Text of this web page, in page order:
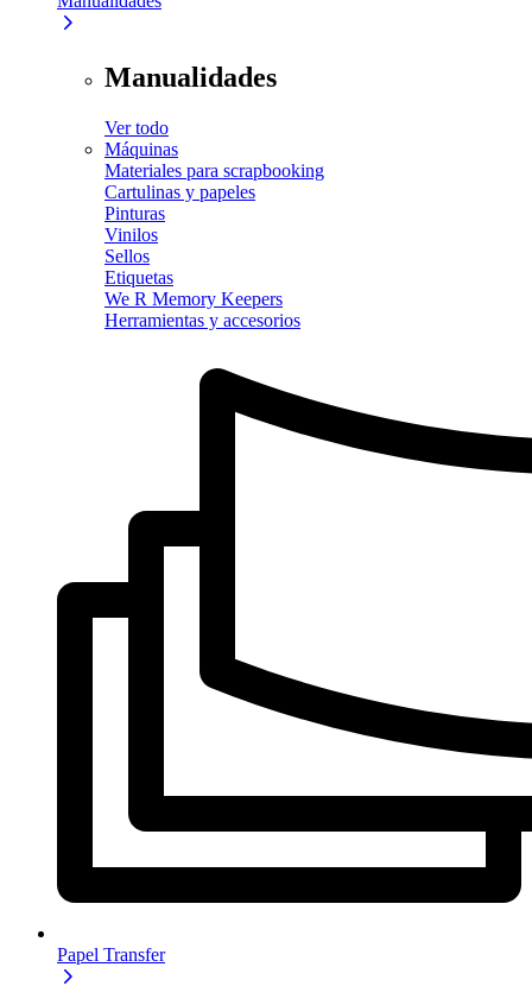
Manualidades
Ver todo
Máquinas
Materiales para scrapbooking
Cartulinas y papeles
Pinturas
Vinilos
Sellos
Etiquetas
We R Memory Keepers
Herramientas y accesorios
Papel Transfer